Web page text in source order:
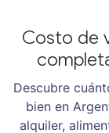
Costo de
Descubre
bien en
alquiler,